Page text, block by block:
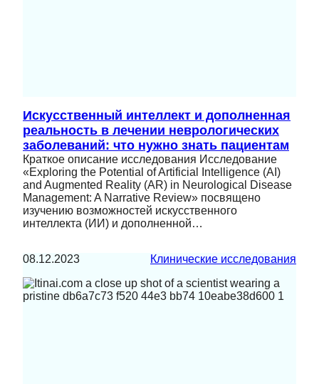
Искусственный интеллект и дополненная
реальность в лечении неврологических
заболеваний: что нужно знать пациентам
Краткое описание исследования Исследование
«Exploring the Potential of Artificial Intelligence (AI)
and Augmented Reality (AR) in Neurological Disease
Management: A Narrative Review» посвящено
изучению возможностей искусственного
интеллекта (ИИ) и дополненной…
08.12.2023 Клинические исследования